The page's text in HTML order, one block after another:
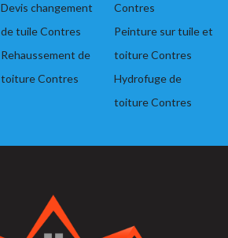
Devis changement
de tuile Contres
Rehaussement de
toiture Contres
Contres
Peinture sur tuile et
toiture Contres
Hydrofuge de
toiture Contres